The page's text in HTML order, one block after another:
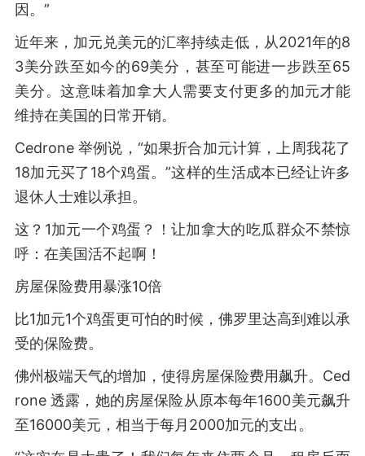
因。”
近年来，加元兑美元的汇率持续走低，从2021年的8
3美分跌至如今的69美分，甚至可能进一步跌至65
美分。这意味着加拿大人需要支付更多的加元才能
维持在美国的日常开销。
Cedrone 举例说，“如果折合加元计算，上周我花了
18加元买了18个鸡蛋。”这样的生活成本已经让许多
退休人士难以承担。
这？1加元一个鸡蛋？！让加拿大的吃瓜群众不禁惊
呼：在美国活不起啊！
房屋保险费用暴涨10倍
比1加元1个鸡蛋更可怕的时候，佛罗里达高到难以承
受的保险费。
佛州极端天气的增加，使得房屋保险费用飙升。Ced
rone 透露，她的房屋保险从原本每年1600美元飙升
至16000美元，相当于每月2000加元的支出。